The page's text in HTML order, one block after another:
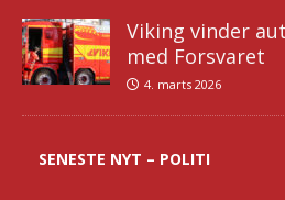
Viking vinder
med Forsvaret
4. marts 2026
SENESTE NYT – POLITI